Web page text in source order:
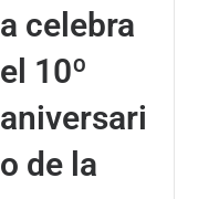
a celebra
el 10º
aniversari
o de la